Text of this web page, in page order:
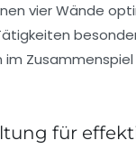
vier Wände
für